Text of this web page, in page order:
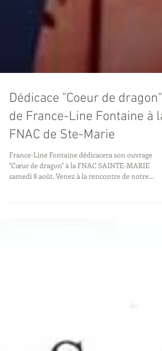
Dédicace "Coeur de dragon"
de France-Line Fontaine à la
FNAC de Ste-Marie
France-Line Fontaine dédicacera son ouvrage
auteure...